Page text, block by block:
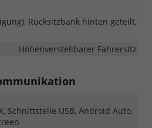
Rücksitzbank hinten geteilt,
Höhenverstellbarer Fahrersitz
Schnittstelle USB, Android Auto,